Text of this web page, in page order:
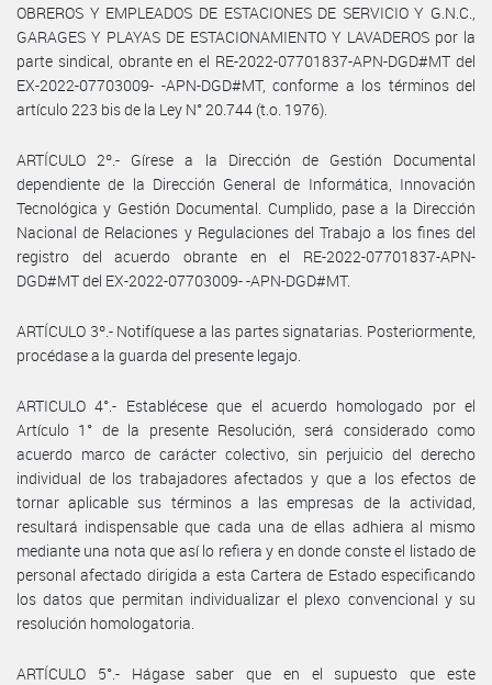
OBREROS Y EMPLEADOS DE ESTACIONES DE SERVICIO Y G.N.C.,
GARAGES Y PLAYAS DE ESTACIONAMIENTO Y LAVADEROS por la
parte sindical, obrante en el RE-2022-07701837-APN-DGD#MT del
EX-2022-07703009- -APN-DGD#MT, conforme a los términos del
artículo 223 bis de la Ley N° 20.744 (t.o. 1976).
ARTÍCULO 2º.- Gírese a la Dirección de Gestión Documental
dependiente de la Dirección General de Informática, Innovación
Tecnológica y Gestión Documental. Cumplido, pase a la Dirección
Nacional de Relaciones y Regulaciones del Trabajo a los fines del
registro del acuerdo obrante en el RE-2022-07701837-APN-
DGD#MT del EX-2022-07703009- -APN-DGD#MT.
ARTÍCULO 3º.- Notifíquese a las partes signatarias. Posteriormente,
procédase a la guarda del presente legajo.
ARTICULO 4°.- Establécese que el acuerdo homologado por el
Artículo 1° de la presente Resolución, será considerado como
acuerdo marco de carácter colectivo, sin perjuicio del derecho
individual de los trabajadores afectados y que a los efectos de
tornar aplicable sus términos a las empresas de la actividad,
resultará indispensable que cada una de ellas adhiera al mismo
mediante una nota que así lo refiera y en donde conste el listado de
personal afectado dirigida a esta Cartera de Estado especificando
los datos que permitan individualizar el plexo convencional y su
resolución homologatoria.
ARTÍCULO 5°.- Hágase saber que en el supuesto que este